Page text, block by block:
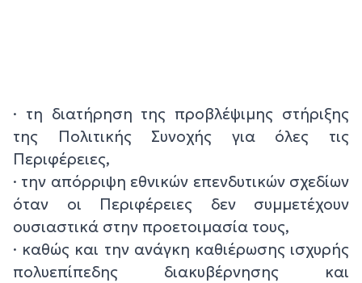
· τη διατήρηση της προβλέψιμης στήριξης
της Πολιτικής Συνοχής για όλες τις
Περιφέρειες,
· την απόρριψη εθνικών επενδυτικών σχεδίων
όταν οι Περιφέρειες δεν συμμετέχουν
ουσιαστικά στην προετοιμασία τους,
· καθώς και την ανάγκη καθιέρωσης ισχυρής
πολυεπίπεδης διακυβέρνησης και